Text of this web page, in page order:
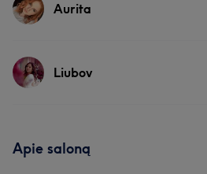
Aurita
Paslaugos
Darbų galerija
Liubov
Apie saloną